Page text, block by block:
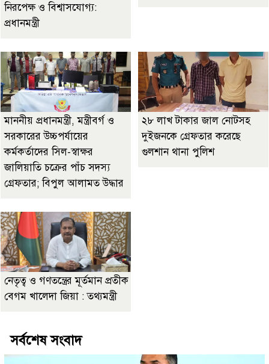
নিরপেক্ষ ও বিশ্বাসযোগ্য:
প্রধানমন্ত্রী
মাননীয় প্রধানমন্ত্রী, মন্ত্রীবর্গ ও
সরকারের উচ্চপর্যায়ের
কর্মকর্তাদের সিল-স্বাক্ষর
জালিয়াতি চক্রের পাঁচ সদস্য
গ্রেফতার; বিপুল আলামত উদ্ধার
২৮ লাখ টাকার জাল নোটসহ
দুইজনকে গ্রেফতার করেছে
গুলশান থানা পুলিশ
নেতৃত্ব ও গণতন্ত্রের মূর্তমান প্রতীক
বেগম খালেদা জিয়া : তথ্যমন্ত্রী
সর্বশেষ সংবাদ